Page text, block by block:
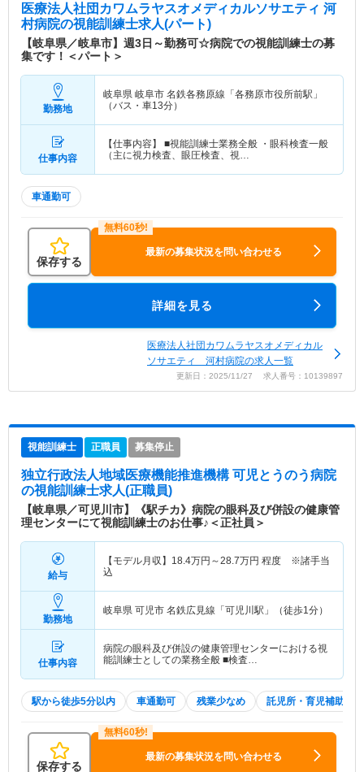
医療法人社団カワムラヤスオメディカルソサエティ 河
村病院の視能訓練士求人(パート)
【岐阜県／岐阜市】週3日～勤務可☆病院での視能訓練士の募
集です！＜パート＞
勤務地
岐阜県 岐阜市 名鉄各務原線「各務原市役所前駅」
（バス・車13分）
仕事内容
【仕事内容】 ■視能訓練士業務全般 ・眼科検査一般
（主に視力検査、眼圧検査、視…
車通勤可
保存する
最新の募集状況を問い合わせる
詳細を見る
医療法人社団カワムラヤスオメディカル
ソサエティ 河村病院の求人一覧
更新日：2025/11/27 求人番号：10139897
視能訓練士 正職員 募集停止
独立行政法人地域医療機能推進機構 可児とうのう病院
の視能訓練士求人(正職員)
【岐阜県／可児川市】《駅チカ》病院の眼科及び併設の健康管
理センターにて視能訓練士のお仕事♪＜正社員＞
給与
【モデル月収】 18.4万円～28.7万円 程度 ※諸手当
込
勤務地
岐阜県 可児市 名鉄広見線「可児川駅」（徒歩1分）
仕事内容
病院の眼科及び併設の健康管理センターにおける視
能訓練士としての業務全般 ■検査…
駅から徒歩5分以内 車通勤可 残業少なめ 託児所・育児補助
保存する
最新の募集状況を問い合わせる